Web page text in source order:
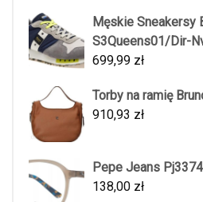
Męskie Sneakersy
S3Queens01/Dir-
699,99 zł
Torby na ramię
910,93 zł
Pepe Jeans
138,00 zł